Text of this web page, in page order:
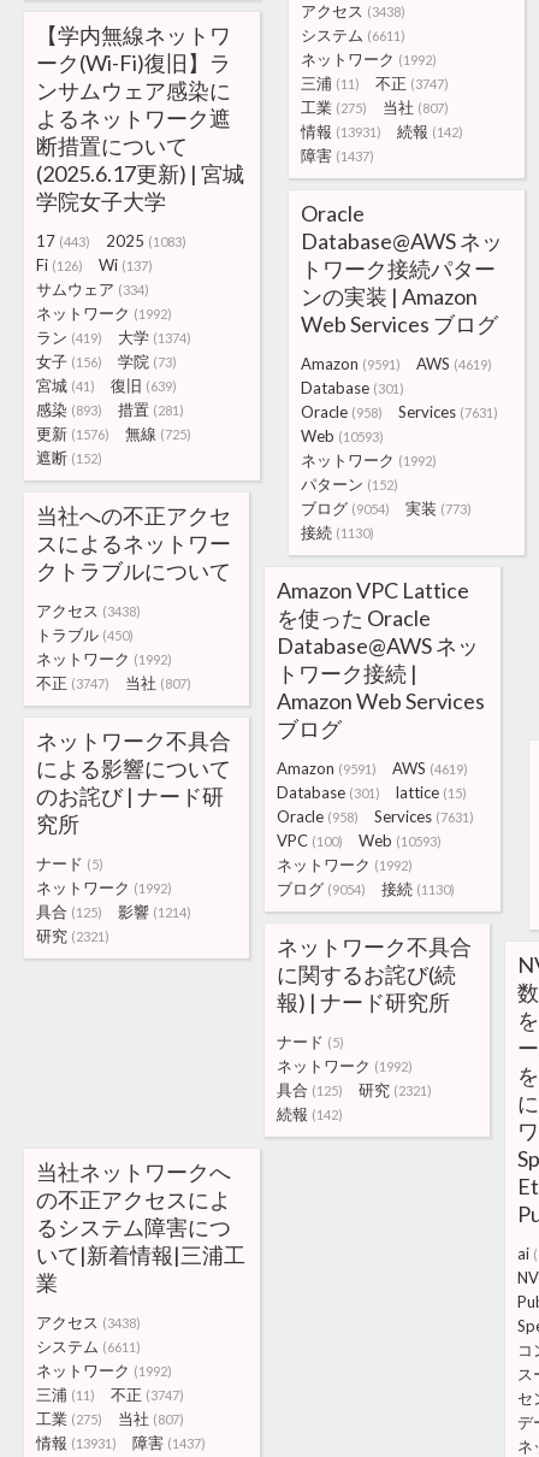
アクセス (3438)
システム (6611)
ネットワーク (1992)
三浦 (11) 不正 (3747)
工業 (275) 当社 (807)
情報 (13931) 続報 (142)
障害 (1437)
【学内無線ネットワ
ーク(Wi-Fi)復旧】ラ
ンサムウェア感染に
よるネットワーク遮
断措置について
(2025.6.17更新) | 宮城
学院女子大学
17 (443) 2025 (1083)
Fi (126) Wi (137)
サムウェア (334)
ネットワーク (1992)
ラン (419) 大学 (1374)
女子 (156) 学院 (73)
宮城 (41) 復旧 (639)
感染 (893) 措置 (281)
更新 (1576) 無線 (725)
遮断 (152)
Oracle
Database@AWS ネッ
トワーク接続パター
ンの実装 | Amazon
Web Services ブログ
Amazon (9591) AWS (4619)
Database (301)
Oracle (958) Services (7631)
Web (10593)
ネットワーク (1992)
パターン (152)
ブログ (9054) 実装 (773)
接続 (1130)
当社への不正アクセ
スによるネットワー
クトラブルについて
アクセス (3438)
トラブル (450)
ネットワーク (1992)
不正 (3747) 当社 (807)
Amazon VPC Lattice
を使った Oracle
Database@AWS ネッ
トワーク接続 |
Amazon Web Services
ブログ
Amazon (9591) AWS (4619)
Database (301) lattice (15)
Oracle (958) Services (7631)
VPC (100) Web (10593)
ネットワーク (1992)
ブログ (9054) 接続 (1130)
ネットワーク不具合
による影響について
のお詫び | ナード研
究所
ナード (5)
ネットワーク (1992)
具合 (125) 影響 (1214)
研究 (2321)
ネットワーク不具合
に関するお詫び(続
報) | ナード研究所
ナード (5)
ネットワーク (1992)
具合 (125) 研究 (2321)
続報 (142)
ai
コ
ス
セ
デ
ネ
当社ネットワークへ
の不正アクセスによ
るシステム障害につ
いて|新着情報|三浦工
業
アクセス (3438)
システム (6611)
ネットワーク (1992)
三浦 (11) 不正 (3747)
工業 (275) 当社 (807)
情報 (13931) 障害 (1437)